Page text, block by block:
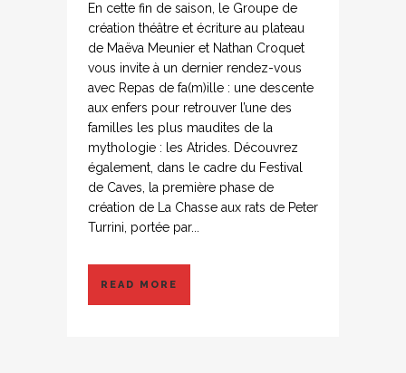
En cette fin de saison, le Groupe de
création théâtre et écriture au plateau
de Maëva Meunier et Nathan Croquet
vous invite à un dernier rendez-vous
avec Repas de fa(m)ille : une descente
aux enfers pour retrouver l’une des
familles les plus maudites de la
mythologie : les Atrides. Découvrez
également, dans le cadre du Festival
de Caves, la première phase de
création de La Chasse aux rats de Peter
Turrini, portée par...
READ MORE